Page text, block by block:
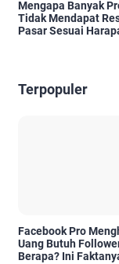
Mengapa Banyak
Tidak Mendapat
Pasar Sesuai
Terpopuler
Facebook Pro
Uang Butuh
Berapa? Ini